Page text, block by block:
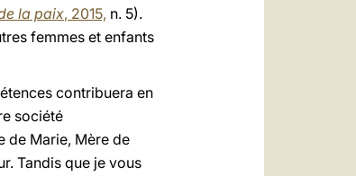
la paix, 2015, n. 5).
femmes et enfants
contribuera en
société
de Marie, Mère de
Tandis que je vous